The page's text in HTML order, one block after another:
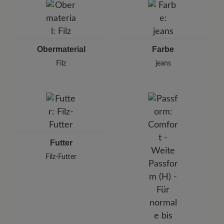
Weinbergstr. 15, 93413 Cham, Deutschland
Obermaterial
Filz
Farbe
jeans
Futter
Filz-Futter